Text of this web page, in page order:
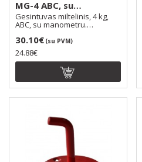
MG-4 ABC, su
manometru
Gesintuvas miltelinis, 4 kg,
ABC, su manometru.
30.10€ (su PVM)
24.88€